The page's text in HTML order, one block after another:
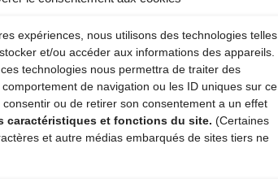
expériences, nous utilisons des technologies telles
et/ou accéder aux informations des appareils.
technologies nous permettra de traiter des
de navigation ou les ID uniques sur ce
ou de retirer son consentement a un effet
caractéristiques et fonctions du site. (Certaines
et autre médias embarqués de sites tiers ne